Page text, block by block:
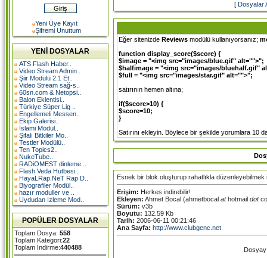
Yeni Üye Kayıt
Şifremi Unuttum
YENİ DOSYALAR
ATS Flash Haber..
Video Stream Admin..
Şiir Modülü 2.1 Et..
Video Stream sağ-s..
60sn.com & Netopsi..
Balon Eklentisi..
Türkiye Süper Lig ..
Engellemeli Messen..
Ekip Galerisi..
İslami Modül..
Şifalı Bitkiler Mo..
Testler Modülü..
Ten Topics2..
NukeTube..
RADiOMEST dinleme ..
Flash Veda Hutbesi..
HayaLRap.NeT Rap D..
Biyografiler Modül..
hazır moduller ve ..
Uydudan Izleme Mod..
POPÜLER DOSYALAR
Toplam Dosya: 558
Toplam Kategori:22
Toplam İndirme:440488
[ Dosyalar
Eğer sitenizde Reviews modülü kullanıyorsanız;
function display_score($score) {
$image = "<img src="images/blue.gif" alt="">";
$halfimage = "<img src="images/bluehalf.gif"
$full = "<img src="images/star.gif" alt="">";
satırının hemen altına;
if($score>10) {
$score=10;
}
Satırını ekleyin. Böylece bir şekilde yorumlara 10
Esnek bir blok oluşturup rahatlıkla
Erişim: Herkes indirebilir!
Ekleyen: Ahmet Bocal (ahmetbocal athotmail dot
Sürüm: v3b
Boyutu: 132.59 Kb
Tarih: 2006-06-11 00:21:46
Ana Sayfa: http://www.clubgenc.net